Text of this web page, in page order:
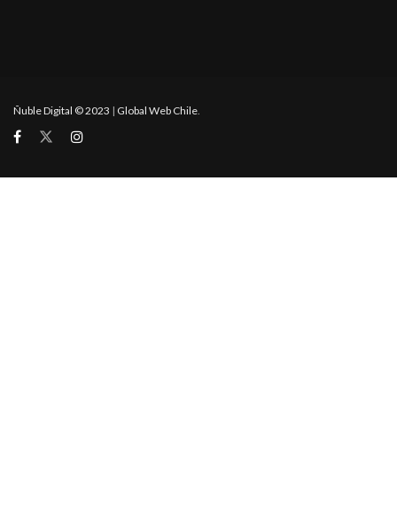
Ñuble Digital © 2023 | Global Web Chile